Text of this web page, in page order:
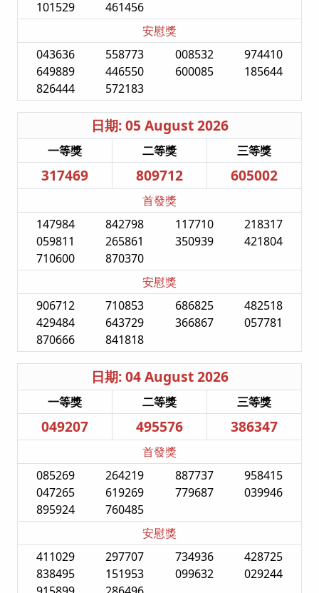
101529
461456
安慰獎
043636
558773 008532
974410
649889
446550 600085
185644
826444
572183
日期: 05 August 2026
一等獎 二等獎 三等獎
317469 809712 605002
首發獎
147984
842798 117710
218317
059811
265861 350939
421804
710600
870370
安慰獎
906712
710853 686825
482518
429484
643729 366867
057781
870666
841818
日期: 04 August 2026
一等獎 二等獎 三等獎
049207 495576 386347
首發獎
085269
264219 887737
958415
047265
619269 779687
039946
895924
760485
安慰獎
411029
297707 734936
428725
838495
151953 099632
029244